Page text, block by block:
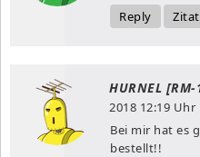
Reply Zitat
HURNEL
2018 12:19 Uhr
Bei mir hat es
bestellt!!